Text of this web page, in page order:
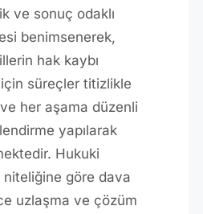
ve sonuç odaklı
benimsenerek,
hak kaybı
süreçler titizlikle
her aşama düzenli
yapılarak
Hukuki
niteliğine göre dava
uzlaşma ve çözüm